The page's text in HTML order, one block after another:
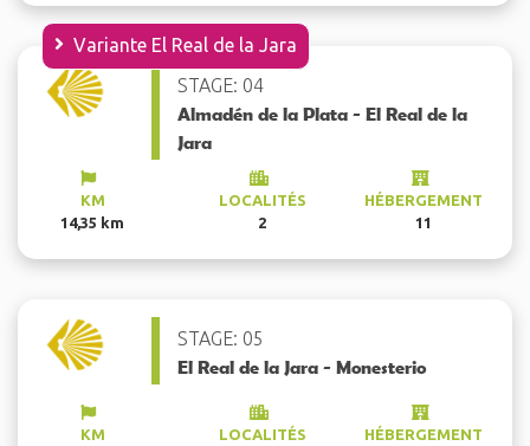
STAGE: 04
Almadén de la Plata - El Real de la
Jara
KM
14,35 km
LOCALITÉS
2
HÉBERGEMENT
11
Variante El Real de la Jara
STAGE: 05
El Real de la Jara - Monesterio
KM
LOCALITÉS
HÉBERGEMENT